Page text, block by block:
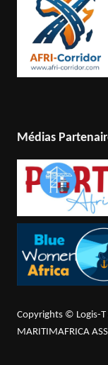
Médias
Copyrights © Logis-
MARITIMAFRICA